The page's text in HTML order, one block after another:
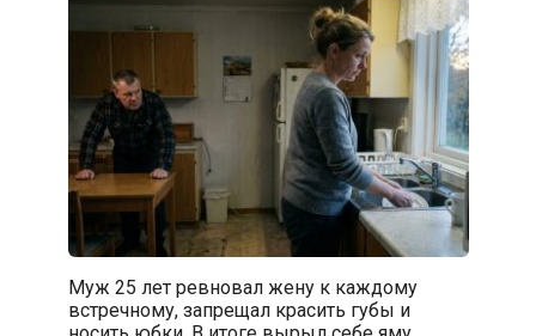
Муж 25 лет ревновал жену к каждому
встречному, запрещал красить губы и